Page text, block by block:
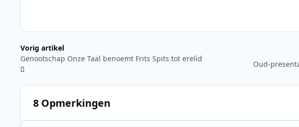
Vorig artikel
Genootschap Onze Taal benoemt Frits Spits tot erelid
8 Opmerkingen